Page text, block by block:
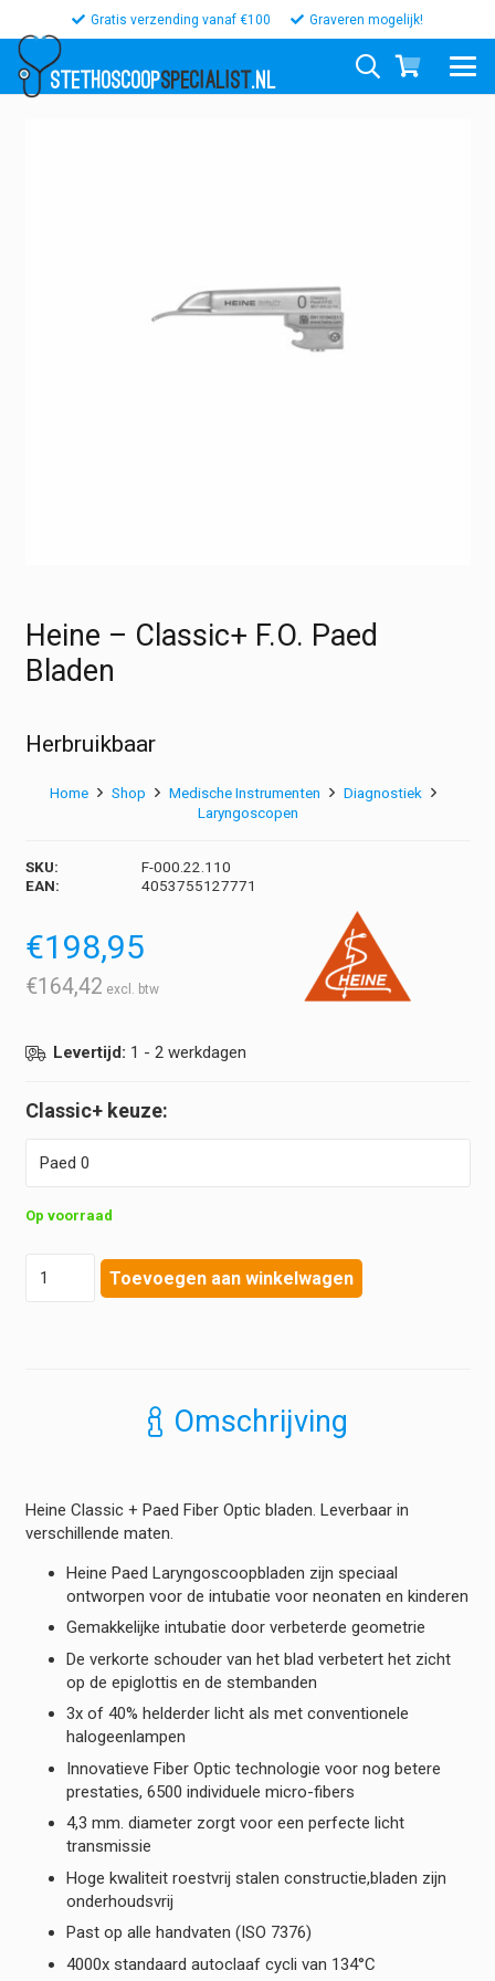
Gratis verzending vanaf €100 Graveren mogelijk!
STETHOSCOOPSPECIALIST.NL
Heine – Classic+ F.O. Paed
Bladen
Herbruikbaar
Home Shop Medische Instrumenten
Diagnostiek
Laryngoscopen
SKU:
F-000.22.110
EAN:
4053755127771
€198,95
€164,42
Levertijd: 1 - 2 werkdagen
Classic+
Op voorraad
Toevoegen aan winkelwagen
Omschrijving
Heine Classic + Paed Fiber Optic bladen. Leverbaar in
verschillende maten.
Heine Paed Laryngoscoopbladen zijn speciaal
ontworpen voor de intubatie voor neonaten en kinderen
Gemakkelijke intubatie door verbeterde geometrie
De verkorte schouder van het blad verbetert het zicht
op de epiglottis en de stembanden
3x of 40% helderder licht als met conventionele
halogeenlampen
Innovatieve Fiber Optic technologie voor nog betere
prestaties, 6500 individuele micro-fibers
4,3 mm. diameter zorgt voor een perfecte licht
transmissie
Hoge kwaliteit roestvrij stalen constructie,bladen zijn
onderhoudsvrij
Past op alle handvaten (ISO 7376)
4000x standaard autoclaaf cycli van 134°C